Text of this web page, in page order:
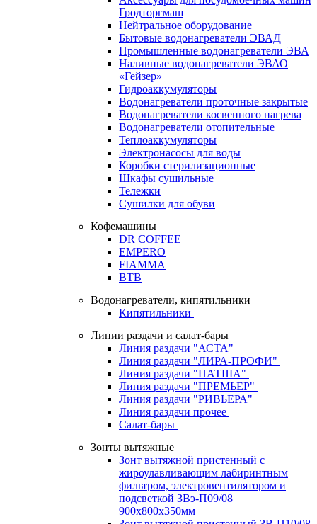
Гродторгмаш
Нейтральное оборудование
Бытовые водонагреватели ЭВАД
Промышленные водонагреватели ЭВА
Наливные водонагреватели ЭВАО
«Гейзер»
Гидроаккумуляторы
Водонагреватели проточные закрытые
Водонагреватели косвенного нагрева
Водонагреватели отопительные
Теплоаккумуляторы
Электронасосы для воды
Коробки стерилизационные
Шкафы сушильные
Тележки
Сушилки для обуви
Кофемашины
DR COFFEE
EMPERO
FIAMMA
BTB
Водонагреватели, кипятильники
Кипятильники
Линии раздачи и салат-бары
Линия раздачи "АСТА"
Линия раздачи "ЛИРА-ПРОФИ"
Линия раздачи "ПАТША"
Линия раздачи "ПРЕМЬЕР"
Линия раздачи "РИВЬЕРА"
Линия раздачи прочее
Салат-бары
Зонты вытяжные
Зонт вытяжной пристенный с
жироулавливающим лабиринтным
фильтром, электровентилятором и
подсветкой ЗВэ-П09/08
900х800х350мм